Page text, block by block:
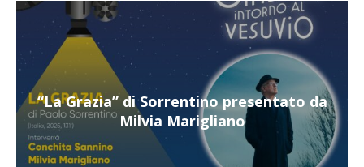
“La Grazia” di Sorrentino presentato da
Milvia Marigliano